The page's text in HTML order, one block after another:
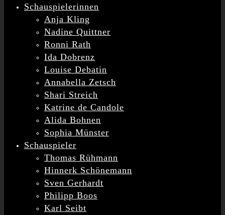
Schauspielerinnen
Anja Kling
Nadine Quittner
Ronni Rath
Ida Dobrenz
Louise Debatin
Annabella Zetsch
Shari Streich
Katrine de Candole
Alida Bohnen
Sophia Münster
Schauspieler
Thomas Rühmann
Hinnerk Schönemann
Sven Gerhardt
Philipp Boos
Karl Seibt